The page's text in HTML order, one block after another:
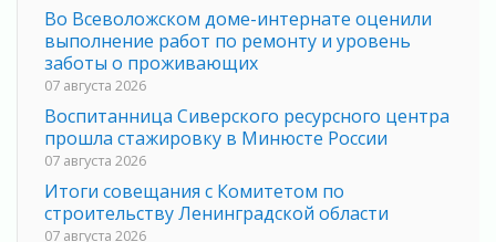
Во Всеволожском доме-интернате оценили
выполнение работ по ремонту и уровень
заботы о проживающих
07 августа 2026
Воспитанница Сиверского ресурсного центра
прошла стажировку в Минюсте России
07 августа 2026
Итоги совещания с Комитетом по
строительству Ленинградской области
07 августа 2026